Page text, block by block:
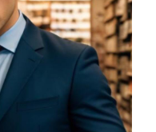
es
con cuidado. Aquí hay
tendrá un
Es vital estar al